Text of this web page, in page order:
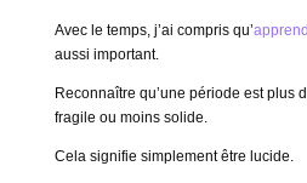
Avec le temps, j’ai compris qu’
aussi important.
Reconnaître qu’une période est plus
fragile ou moins solide.
Cela signifie simplement être lucide.